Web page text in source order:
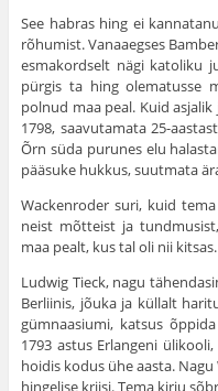
See habras hing ei
rõhumist. Vanaaegses
esmakordselt nägi katoliku
pürgis ta hing olematusse
polnud maa peal. Kuid
1798, saavutamata 25-
Õrn süda purunes elu
pääsuke hukkus, suutmata
Wackenroder suri, kuid
neist mõtteist ja
maa pealt, kus tal oli nii kitsas.
Ludwig Tieck, nagu
Berliinis, jõuka ja küllalt
gümnaasiumi, katsus
1793 astus Erlangeni
hoidis kodus ühe aasta.
hingelise kriisi. Tema kirju